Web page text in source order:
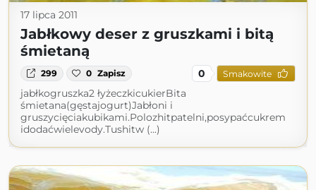
17 lipca 2011
Jabłkowy deser z gruszkami i bitą
śmietaną
299 0 Zapisz 0 Smakowite
jabłkogruszka2 łyżeczkicukierBita
śmietana(gęstajogurt)Jabłoni i
gruszycięciakubikami.Polozhitpatelni,posypaćcukrem
idodaćwielevody.Tushitw (...)